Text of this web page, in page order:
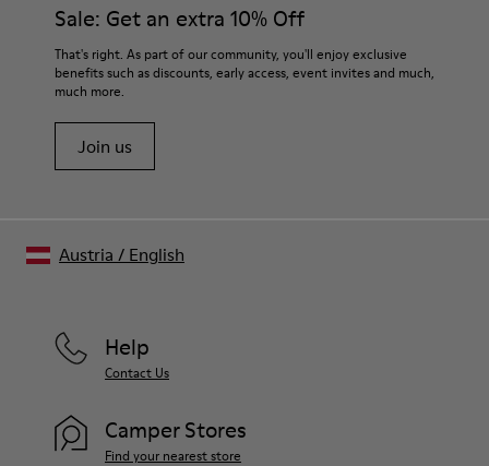
Sale: Get an extra 10% Off
That's right. As part of our community, you'll enjoy exclusive
benefits such as discounts, early access, event invites and much,
much more.
Join us
Help
Contact Us
Camper Stores
Find your nearest store
Austria / English